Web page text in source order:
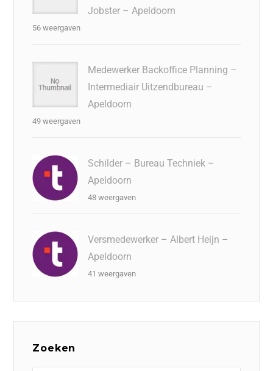
Jobster – Apeldoorn
56 weergaven
Medewerker Backoffice Planning –
Intermediair Uitzendbureau –
Apeldoorn
49 weergaven
Schilder – Bureau Techniek –
Apeldoorn
48 weergaven
Versmedewerker – Albert Heijn –
Apeldoorn
41 weergaven
Zoeken